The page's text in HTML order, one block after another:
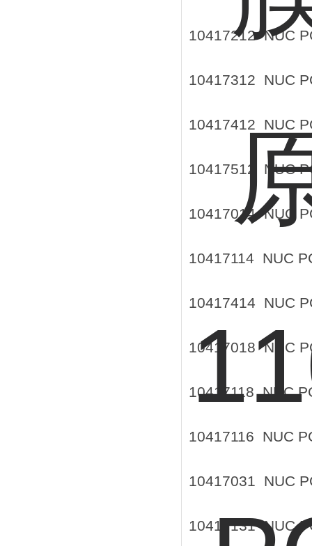
10417212 NUC
10417312 NUC
10417412 NUC
10417512 NUC
10417014 NUC
10417114 NUC
10417414 NUC
10417018 NUC
10417118 NUC
10417116 NUC
10417031 NUC
10417131 NUC